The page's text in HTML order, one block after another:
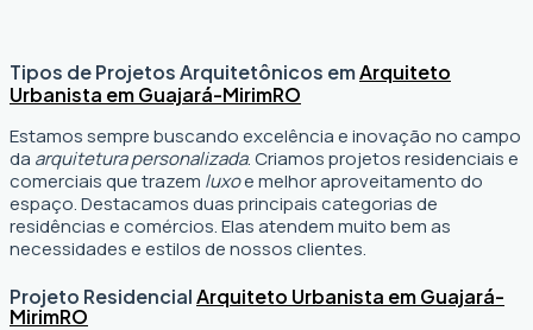
Tipos de Projetos Arquitetônicos emArquiteto
Urbanista em Guajará-MirimRO
Estamos sempre buscando excelência e inovação no campo
da arquitetura personalizada. Criamos projetos residenciais e
comerciais que trazem luxoe melhor aproveitamento do
espaço. Destacamos duas principais categorias de
residências e comércios. Elas atendem muito bem as
necessidades e estilos de nossos clientes.
Projeto ResidencialArquiteto Urbanista em Guajará-
MirimRO